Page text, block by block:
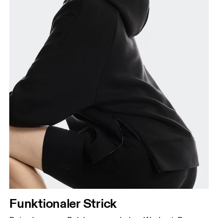
grössten ist. Achte darauf, das Massband gerade zu
halten.
Taille
Miss den Umfang deiner natürlichen Taille. Dort,
wo dein Oberkörper am schmalsten ist.
Hüfte
Miss um die breiteste Stelle deiner Hüfte herum.
Funktionaler Strick